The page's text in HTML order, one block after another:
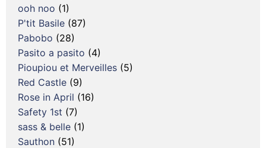
ooh noo (1)
P'tit Basile (87)
Pabobo (28)
Pasito a pasito (4)
Pioupiou et Merveilles (5)
Red Castle (9)
Rose in April (16)
Safety 1st (7)
sass & belle (1)
Sauthon (51)